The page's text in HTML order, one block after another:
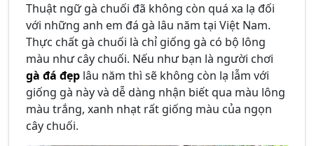
Thuật ngữ gà chuối đã không còn quá xa lạ đối
với những anh em đá gà lâu năm tại Việt Nam.
Thực chất gà chuối là chỉ giống gà có bộ lông
màu như cây chuối. Nếu như bạn là người chơi
gà đá đẹp lâu năm thì sẽ không còn lạ lẫm với
giống gà này và dễ dàng nhận biết qua màu lông
màu trắng, xanh nhạt rất giống màu của ngọn
cây chuối.